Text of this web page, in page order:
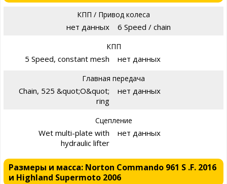
КПП / Привод колеса
нет данных 6 Speed / chain
КПП
5 Speed, constant mesh нет данных
Главная передача
Chain, 525 &quot;O&quot;
ring
нет данных
Сцепление
Wet multi-plate with
hydraulic lifter
нет данных
Размеры и масса: Norton Commando 961 S .F. 2016
и Highland Supermoto 2006